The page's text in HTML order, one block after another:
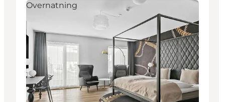
Overnatning